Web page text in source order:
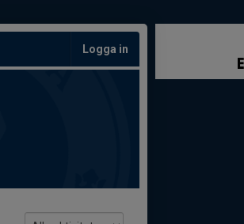
Logga in